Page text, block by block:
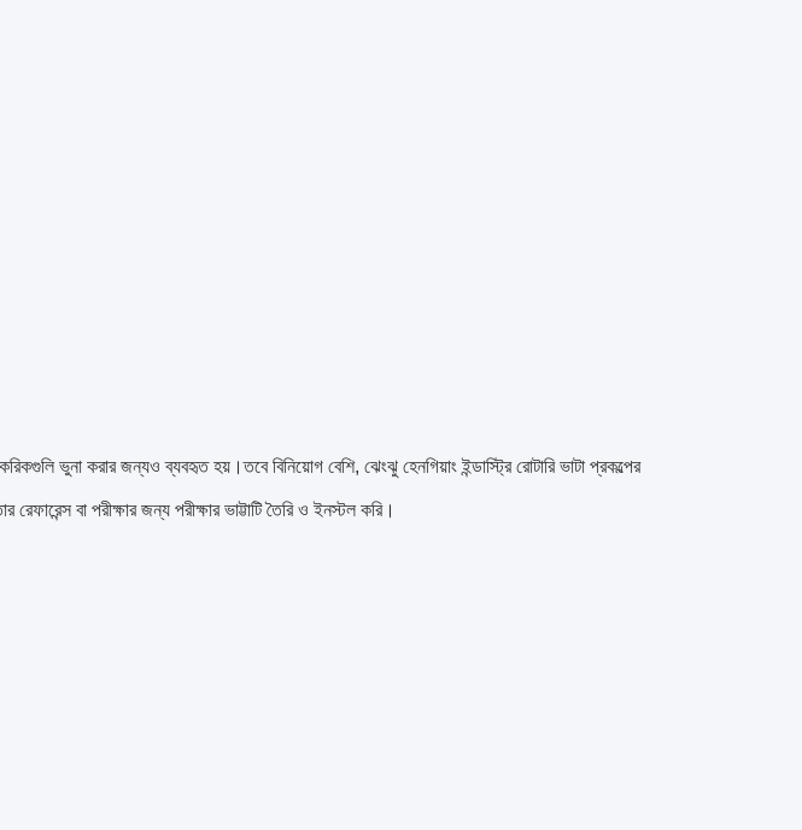
ভুনা করার জন্যও ব্যবহৃত হয়।তবে বিনিয়োগ বেশি, ঝেংঝু হেনগিয়াং ইন্ডাস্ট্রি রোটারি ভাটা প্রকল্পের
বা পরীক্ষার জন্য পরীক্ষার ভাট্টাটি তৈরি ও ইনস্টল করি।